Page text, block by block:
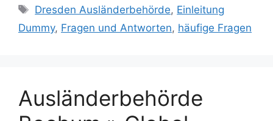
Schlagwörter
Dresden Ausländerbehörde, Einleitung
Dummy, Fragen und Antworten, häufige Fragen
Ausländerbehörde